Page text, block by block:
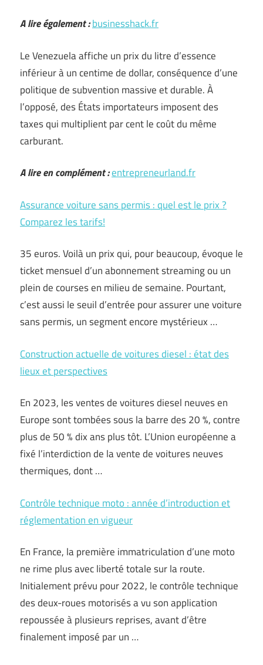
A lire également :businesshack.fr
Le Venezuela affiche un prix du litre d’essence
inférieur à un centime de dollar, conséquence d’une
politique de subvention massive et durable. À
l’opposé, des États importateurs imposent des
taxes qui multiplient par cent le coût du même
carburant.
A lire en complément :entrepreneurland.fr
Assurance voiture sans permis : quel est le prix ?
Comparez les tarifs!
35 euros. Voilà un prix qui, pour beaucoup, évoque le
ticket mensuel d’un abonnement streaming ou un
plein de courses en milieu de semaine. Pourtant,
c’est aussi le seuil d’entrée pour assurer une voiture
sans permis, un segment encore mystérieux …
Construction actuelle de voitures diesel : état des
lieux et perspectives
En 2023, les ventes de voitures diesel neuves en
Europe sont tombées sous la barre des 20 %, contre
plus de 50 % dix ans plus tôt. L’Union européenne a
fixé l’interdiction de la vente de voitures neuves
thermiques, dont …
Contrôle technique moto : année d’introduction et
réglementation en vigueur
En France, la première immatriculation d’une moto
ne rime plus avec liberté totale sur la route.
Initialement prévu pour 2022, le contrôle technique
des deux-roues motorisés a vu son application
repoussée à plusieurs reprises, avant d’être
finalement imposé par un …